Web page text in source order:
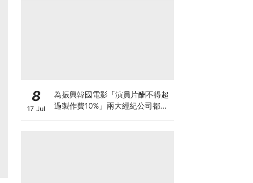
8
17 Jul
為振興韓國電影「演員片酬不得超
過製作費10%」兩大經紀公司都響